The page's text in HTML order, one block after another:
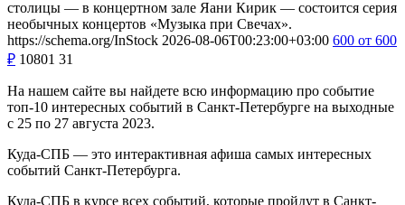
столицы — в концертном зале Яани Кирик — состоится серия
необычных концертов «Музыка при Свечах».
https://schema.org/InStock 2026-08-06T00:23:00+03:00 600 от 600
₽ 10801 31
На нашем сайте вы найдете всю информацию про событие
топ-10 интересных событий в Санкт-Петербурге на выходные
с 25 по 27 августа 2023.
Куда-СПБ — это интерактивная афиша самых интересных
событий Санкт-Петербурга.
Куда-СПБ в курсе всех событий, которые пройдут в Санкт-